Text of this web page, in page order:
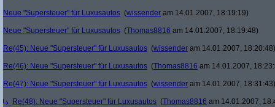
Neue "Supersteuer" für Luxusautos (wissender am 14.01.2007, 18:19:19)
Neue "Supersteuer" für Luxusautos (Thomas8816 am 14.01.2007, 18:19:48)
Re(45): Neue "Supersteuer" für Luxusautos (wissender am 14.01.2007, 18:20:48)
Re(46): Neue "Supersteuer" für Luxusautos (Thomas8816 am 14.01.2007,
Re(47): Neue "Supersteuer" für Luxusautos (wissender am 14.01.2007, 18:31:43)
Re(48): Neue "Supersteuer" für Luxusautos (Thomas8816 am 14.01.2007,